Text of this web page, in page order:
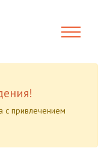
с привлечением